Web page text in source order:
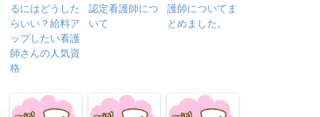
るにはどうした
らいい？給料ア
ップしたい看護
師さんの人気資
格
認定看護師につ
いて
護師についてま
とめました。